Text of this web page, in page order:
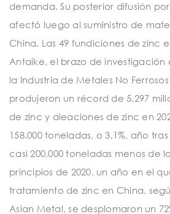
demanda. Su posterior difusión
afectó luego al suministro de
China. Las 49 fundiciones de zinc
Antaike, el brazo de
la Industria de Metales No
produjeron un récord de 5.297
de zinc y aleaciones de zinc en
158.000 toneladas, o 3,1%, año
casi 200,000 toneladas menos de
principios de 2020, un año en el
tratamiento de zinc en China,
Asian Metal, se desplomaron un